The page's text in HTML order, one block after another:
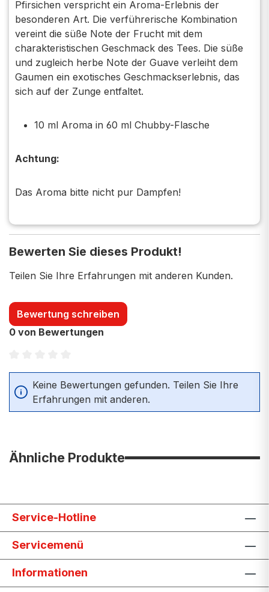
Pfirsichen verspricht ein Aroma-Erlebnis der
besonderen Art. Die verführerische Kombination
vereint die süße Note der Frucht mit dem
charakteristischen Geschmack des Tees. Die süße
und zugleich herbe Note der Guave verleiht dem
Gaumen ein exotisches Geschmackserlebnis, das
sich auf der Zunge entfaltet.
10 ml Aroma in 60 ml Chubby-Flasche
Achtung:
Das Aroma bitte nicht pur Dampfen!
Bewerten Sie dieses Produkt!
Teilen Sie Ihre Erfahrungen mit anderen Kunden.
Bewertung schreiben
0 von Bewertungen
Durchschnittliche Bewertung von 0 von 5 Sternen
Keine Bewertungen gefunden. Teilen Sie Ihre
Erfahrungen mit anderen.
Ähnliche Produkte
Service-Hotline
Servicemenü
Informationen